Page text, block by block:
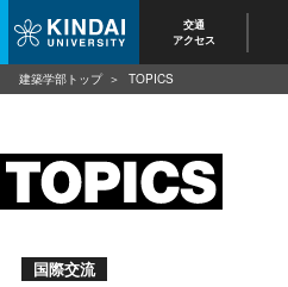
交通
アクセス
国際交流
建築学部トップ TOPICS